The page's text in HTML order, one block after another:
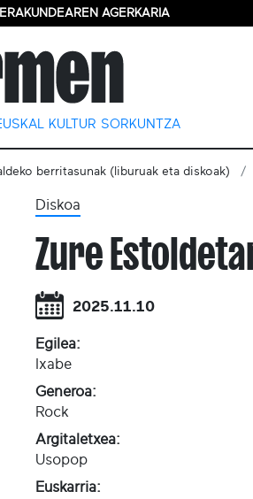
AGERKARIA
KULTUR SORKUNTZA
berritasunak (liburuak eta diskoak)
Diskoa
Zure
2025.11.10
Egilea:
Ixabe
Generoa:
Rock
Argitaletxea:
Usopop
Euskarria: